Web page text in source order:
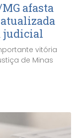
afasta
judicial
vitória
de Minas